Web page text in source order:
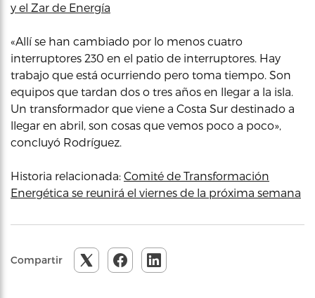
y el Zar de Energía
«Allí se han cambiado por lo menos cuatro
interruptores 230 en el patio de interruptores. Hay
trabajo que está ocurriendo pero toma tiempo. Son
equipos que tardan dos o tres años en llegar a la isla.
Un transformador que viene a Costa Sur destinado a
llegar en abril, son cosas que vemos poco a poco»,
concluyó Rodríguez.
Historia relacionada: Comité de Transformación
Energética se reunirá el viernes de la próxima semana
Compartir